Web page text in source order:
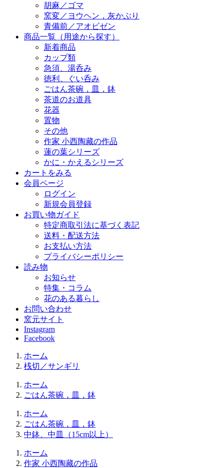
胡麻／ゴマ
窯変／ヨウヘン，灰かぶり
青備前／アオビゼン
商品一覧（用途から探す）
新着商品
カップ類
急須、湯呑み
徳利、ぐい呑み
ごはん茶碗，皿，鉢
茶道のお道具
花器
置物
その他
作家 小西陶藏の作品
蓮の葉シリーズ
かに・かえるシリーズ
カートをみる
会員ページ
ログイン
新規会員登録
お買い物ガイド
特定商取引法に基づく表記
送料・配送方法
お支払い方法
プライバシーポリシー
読み物
お知らせ
特集・コラム
花のある暮らし
お問い合わせ
窯元サイト
Instagram
Facebook
ホーム
桟切／サンギリ
ホーム
ごはん茶碗，皿，鉢
ホーム
ごはん茶碗，皿，鉢
中鉢、中皿（15cm以上）
ホーム
作家 小西陶藏の作品